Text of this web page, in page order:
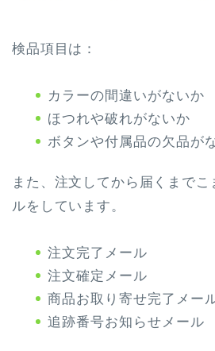
検品項目は：
カラーの間違いがないか
ほつれや破れがないか
ボタンや付属品の欠品が
また、注文してから届くまで
ルをしています。
注文完了メール
注文確定メール
商品お取り寄せ完了メー
追跡番号お知らせメール